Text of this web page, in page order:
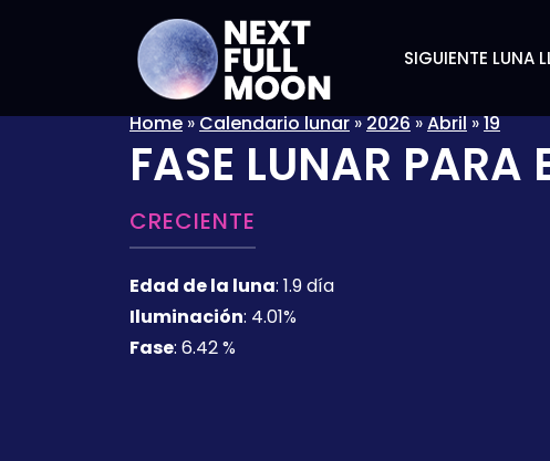
SIGUIENTE LUNA
Home»Calendario lunar»2026»Abril»19
FASE LUNAR PARA
CRECIENTE
Edad de la luna: 1.9 día
Iluminación: 4.01%
Fase: 6.42 %